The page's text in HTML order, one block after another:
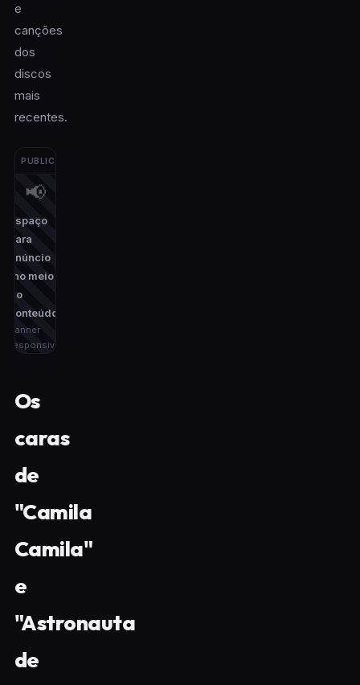
e
canções
dos
discos
mais
recentes.
PUBLICIDADE
📢
Espaço
para
anúncio
(no meio
do
conteúdo)
banner
responsivo
Os
caras
de
"Camila
Camila"
e
"Astronauta
de